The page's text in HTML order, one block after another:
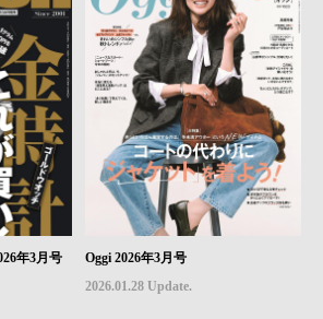
年3月号
Oggi 2026年3月号
2026.01.28 Update.